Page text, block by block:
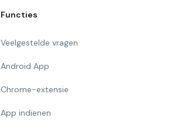
Functies
Veelgestelde vragen
Android App
Chrome-extensie
App indienen